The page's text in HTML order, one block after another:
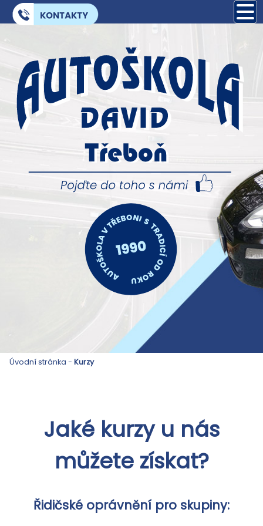
Úvodní stránka - Kurzy
Jaké kurzy u nás
můžete získat?
Řidičské oprávnění pro skupiny: